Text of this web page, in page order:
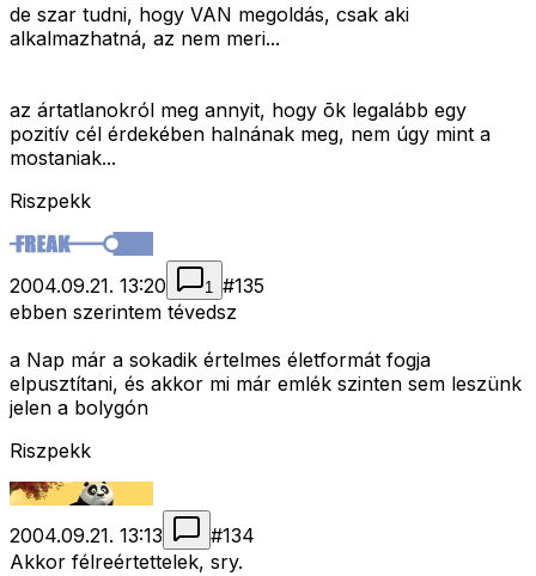
de szar tudni, hogy VAN megoldás, csak aki
alkalmazhatná, az nem meri...
az ártatlanokról meg annyit, hogy õk legalább egy
pozitív cél érdekében halnának meg, nem úgy mint a
mostaniak...
Riszpekk
2004.09.21. 13:20 1 #135
ebben szerintem tévedsz
a Nap már a sokadik értelmes életformát fogja
elpusztítani, és akkor mi már emlék szinten sem leszünk
jelen a bolygón
Riszpekk
2004.09.21. 13:13 #134
Akkor félreértettelek, sry.